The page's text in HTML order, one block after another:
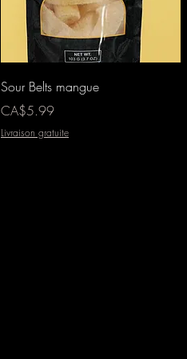
Sour Belts mangue
Prix
CA$5.99
Livraison gratuite